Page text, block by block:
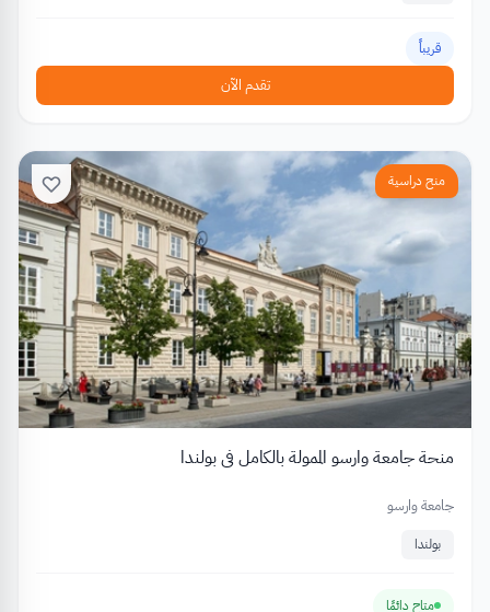
قريباً
تقدم الآن
منح دراسية
منحة جامعة وارسو الممولة بالكامل في بولندا
جامعة وارسو
بولندا
متاح دائمًا